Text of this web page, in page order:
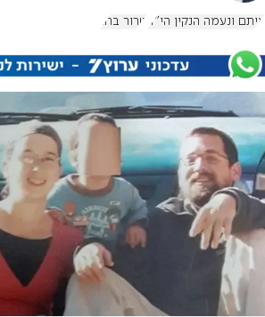
איתם ונעמה הנקין הי"ד טרור בחג